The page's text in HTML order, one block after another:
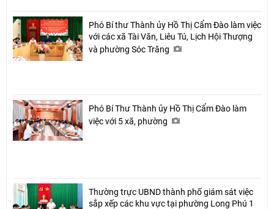
Phó Bí thư Thành ủy Hồ Thị Cẩm Đào làm việc
với các xã Tài Văn, Liêu Tú, Lịch Hội Thượng
và phường Sóc Trăng
Phó Bí Thư Thành ủy Hồ Thị Cẩm Đào làm
việc với 5 xã, phường
Thường trực UBND thành phố giám sát việc
sắp xếp các khu vực tại phường Long Phú 1